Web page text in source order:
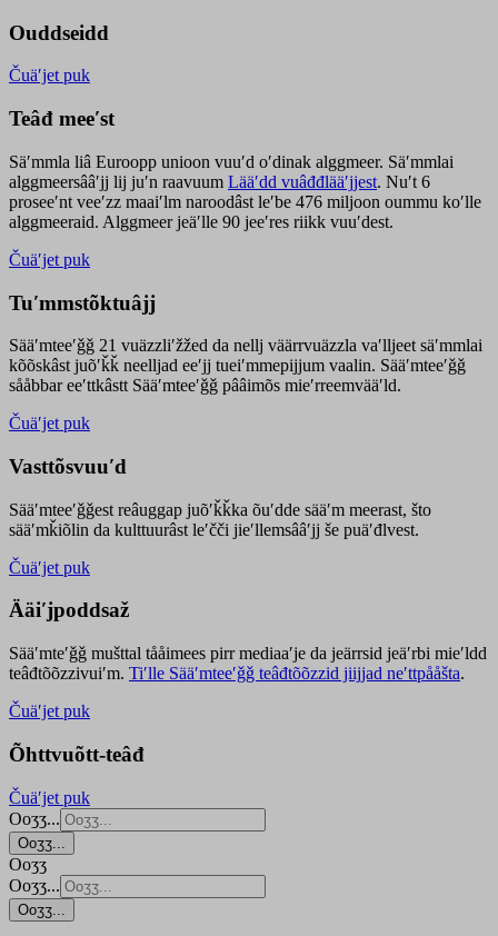
Ouddseidd
Čuäʹjet puk
Teâđ meeʹst
Säʹmmla liâ Euroopp unioon vuuʹd oʹdinak alggmeer. Säʹmmlai
alggmeersââʹjj lij juʹn raavuum Lääʹdd vuâđđlääʹjjest. Nuʹt 6
proseeʹnt veeʹzz maaiʹlm naroodâst leʹbe 476 miljoon oummu koʹlle
alggmeeraid. Alggmeer jeäʹlle 90 jeeʹres riikk vuuʹdest.
Čuäʹjet puk
Tuʹmmstõktuâjj
Sääʹmteeʹǧǧ 21 vuäzzliʹžžed da nellj väärrvuäzzla vaʹlljeet säʹmmlai
kõõskâst juõʹǩǩ neelljad eeʹjj tueiʹmmepijjum vaalin. Sääʹmteeʹǧǧ
sååbbar eeʹttkâstt Sääʹmteeʹǧǧ pââimõs mieʹrreemvääʹld.
Čuäʹjet puk
Vasttõsvuuʹd
Sääʹmteeʹǧǧest reâuggap juõʹǩǩka õuʹdde sääʹm meerast, što
sääʹmǩiõlin da kulttuurâst leʹčči jieʹllemsââʹjj še puäʹđlvest.
Čuäʹjet puk
Ääiʹjpoddsaž
Sääʹmteʹǧǧ mušttal tååimees pirr mediaaʹje da jeärrsid jeäʹrbi mieʹldd
teâđtõõzzivuiʹm. Tiʹlle Sääʹmteeʹǧǧ teâđtõõzzid jiijjad neʹttpååšta.
Čuäʹjet puk
Õhttvuõtt-teâđ
Čuäʹjet puk
Ooʒʒ...
Ooʒʒ...
Ooʒʒ
Ooʒʒ...
Ooʒʒ...